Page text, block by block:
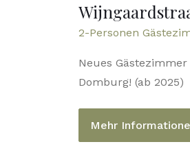
2-Personen
Neues
Domburg! (ab 2025)
Mehr